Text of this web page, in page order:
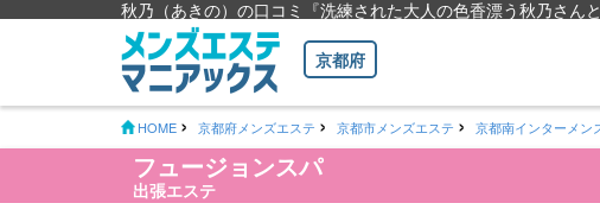
秋乃（あきの）の口コミ『洗練された大人の色香漂う秋乃さん
京都府
HOME 京都府メンズエステ 京都市メンズエステ 京都南インターメン
フュージョンスパ
出張エステ